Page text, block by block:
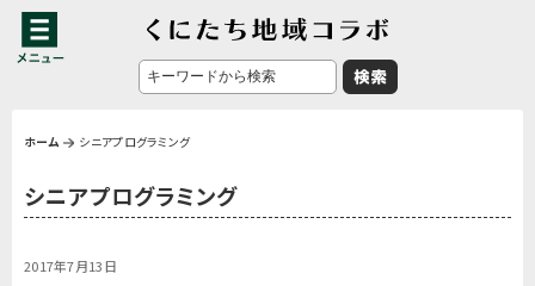
ホーム シニアプログラミング
シニアプログラミング
2017年7月13日